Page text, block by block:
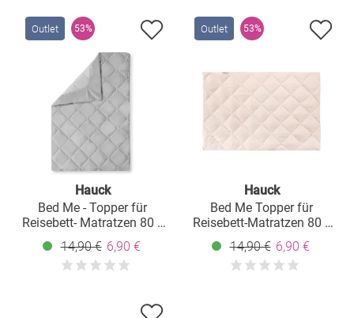
Outlet 53%
Hauck
Bed Me - Topper für
Reisebett- Matratzen 80 x
50 cm - Grey
14,90 € 6,90 €
Outlet 53%
Hauck
Bed Me Topper für
Reisebett-Matratzen 80 x
50 cm - Beige
14,90 € 6,90 €